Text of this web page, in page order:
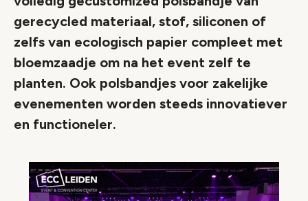
gerecycled materiaal, stof, siliconen of
zelfs van ecologisch papier compleet met
bloemzaadje om na het event zelf te
planten. Ook polsbandjes voor zakelijke
evenementen worden steeds innovatiever
en functioneler.